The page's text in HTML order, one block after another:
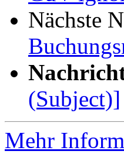
Nächste
(Subject)]
Mehr